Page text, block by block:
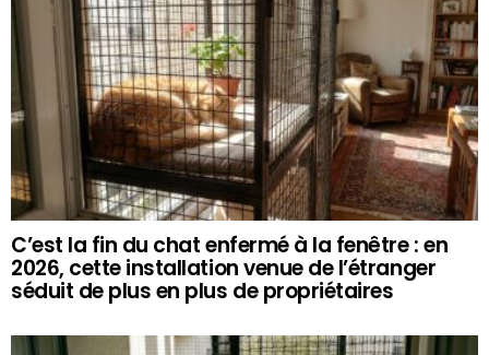
C’est la fin du chat enfermé à la fenêtre : en
2026, cette installation venue de l’étranger
séduit de plus en plus de propriétaires